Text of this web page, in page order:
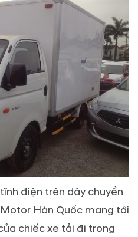
điện trên dây chuyền
Hàn Quốc mang tới
chiếc xe tải đi trong